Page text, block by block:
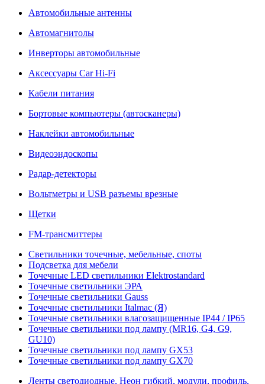
Автомобильные антенны
Автомагнитолы
Инверторы автомобильные
Аксессуары Car Hi-Fi
Кабели питания
Бортовые компьютеры (автосканеры)
Наклейки автомобильные
Видеоэндоскопы
Радар-детекторы
Вольтметры и USB разъемы врезные
Щетки
FM-трансмиттеры
Светильники точечные, мебельные, споты
Подсветка для мебели
Точечные LED светильники Elektrostandard
Точечные светильники ЭРА
Точечные светильники Gauss
Точечные светильники Italmac (Я)
Точечные светильники влагозащищенные IP44 / IP65
Точечные светильники под лампу (MR16, G4, G9,
GU10)
Точечные светильники под лампу GX53
Точечные светильники под лампу GX70
Ленты светодиодные, Неон гибкий, модули, профиль,